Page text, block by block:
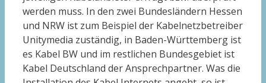
werden muss. In den zwei Bundesländern Hessen
und NRW ist zum Beispiel der Kabelnetzbetreiber
Unitymedia zuständig, in Baden-Württemberg ist
es Kabel BW und im restlichen Bundesgebiet ist
Kabel Deutschland der Ansprechpartner. Was die